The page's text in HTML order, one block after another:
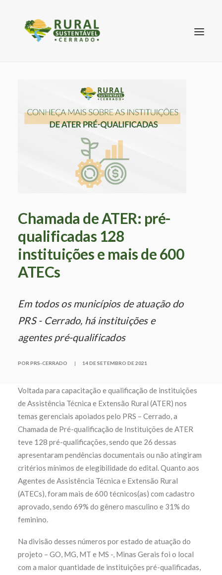
Chamada de ATER: pré-
qualificadas 128
instituições e mais de 600
ATECs
Em todos os municípios de atuação do
PRS - Cerrado, há instituições e
agentes pré-qualificados
POR PRS-CERRADO | 14 DE SETEMBRO DE 2021
Voltada para capacitação e qualificação de instituições
de Assistência Técnica e Extensão Rural (ATER) nos
temas gerenciais apoiados pelo PRS – Cerrado, a
Chamada de Pré-qualificação de Instituições de ATER
teve 128 pré-qualificações, sendo que 26 dessas
apresentaram pendências documentais ou não atingiram
critérios mínimos de elegibilidade do edital.Quanto aos
Agentes de Assistência Técnica e Extensão Rural
(ATECs), foram mais de 600 técnicos(as) com cadastro
aprovado, sendo 69% do gênero masculino e 31% do
feminino.
Na divisão desses números por estado de atuação do
projeto – GO, MG, MT e MS -, Minas Gerais foi o local
com a maior quantidade de instituições pré-qualificadas,